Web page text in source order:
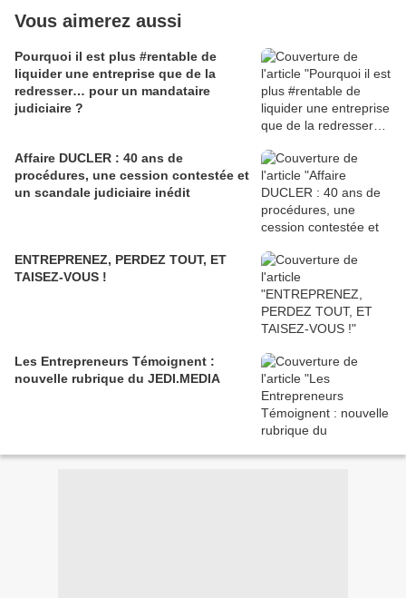
Vous aimerez aussi
Pourquoi il est plus #rentable de
liquider une entreprise que de la
redresser… pour un mandataire
judiciaire ?
Affaire DUCLER : 40 ans de
procédures, une cession contestée et
un scandale judiciaire inédit
ENTREPRENEZ, PERDEZ TOUT, ET
TAISEZ-VOUS !
Les Entrepreneurs Témoignent :
nouvelle rubrique du JEDI.MEDIA